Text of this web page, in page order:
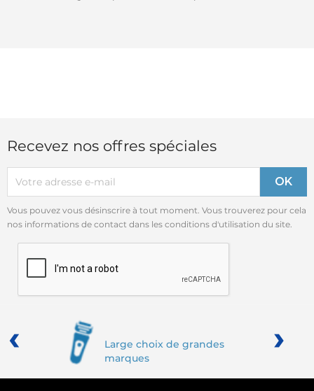
Recevez nos offres spéciales
Vous pouvez vous désinscrire à tout moment. Vous trouverez pour cela
nos informations de contact dans les conditions d'utilisation du site.
Large choix de grandes
marques
‹ ›